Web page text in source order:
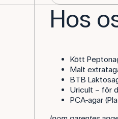
Hos
Kött
Malt
BTB
Uricult – för
PCA-agar